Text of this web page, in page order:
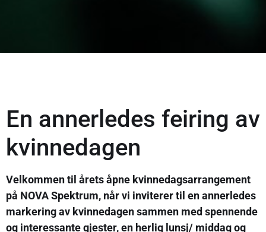
En annerledes feiring av
kvinnedagen
Velkommen til årets åpne kvinnedagsarrangement
på NOVA Spektrum, når vi inviterer til en annerledes
markering av kvinnedagen sammen med spennende
og interessante gjester, en herlig lunsj/ middag og